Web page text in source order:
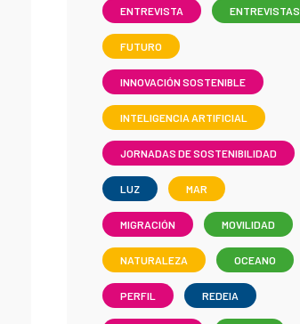
ENTREVISTA ENTREVISTAS
FUTURO
INNOVACIÓN SOSTENIBLE
INTELIGENCIA ARTIFICIAL
JORNADAS DE SOSTENIBILIDAD
LUZ MAR
MIGRACIÓN MOVILIDAD
NATURALEZA OCEANO
PERFIL REDEIA